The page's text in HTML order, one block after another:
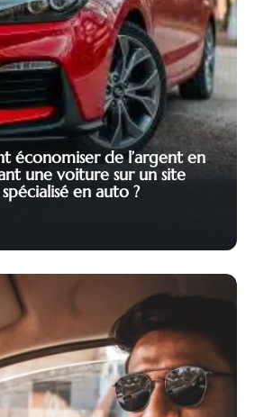
économiser de l’argent en
une voiture sur un site
spécialisé en auto ?